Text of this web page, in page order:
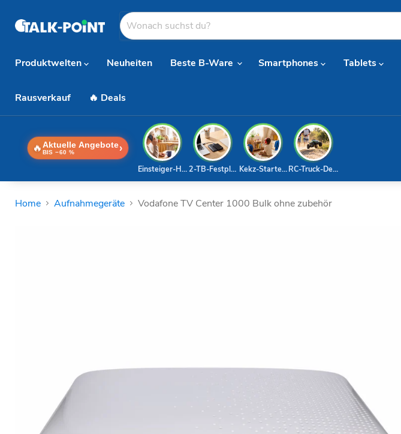
Produktwelten
Neuheiten Beste B-Ware Smartphones Tablets
Rausverkauf 🔥 Deals
🔥 Aktuelle Angebote
BIS −60 % ›
RC-Truck-Deal
Kekz-Starterset
2-TB-Festplatte
Einsteiger-Handy
Home Aufnahmegeräte Vodafone TV Center 1000 Bulk ohne zubehör